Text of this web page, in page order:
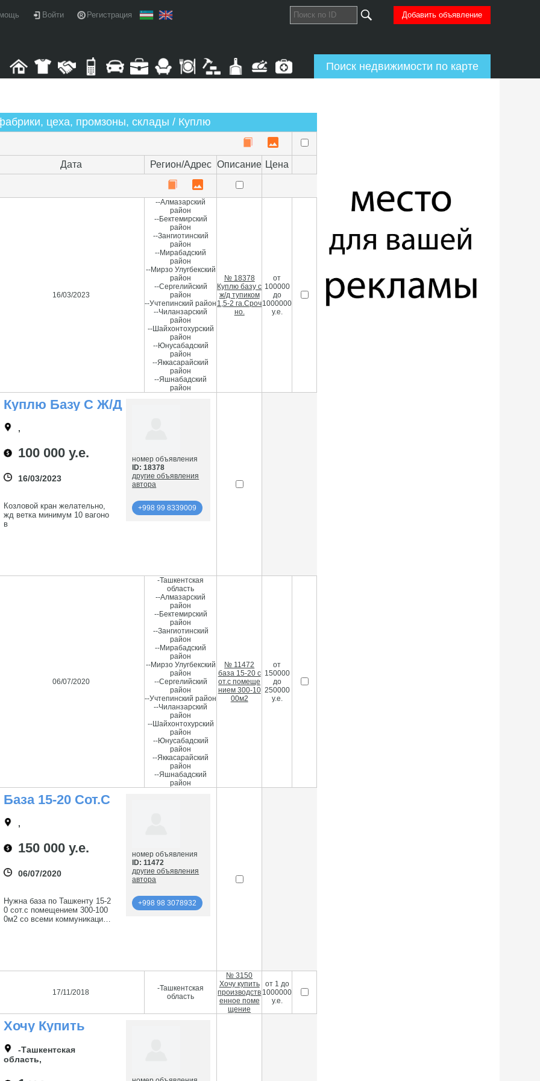
Войти Регистрация Добавить объявление
Поиск недвижимости по карте
цеха, промзоны, склады / Куплю
Дата Регион/Адрес Описание Цена
16/03/2023
--Алмазарский
район
--Бектемирский
район
--Зангиотинский
район
--Мирабадский
район
--Мирзо Улугбекский
район
--Сергелийский
район
--Учтепинский район
--Чиланзарский
район
--Шайхонтохурский
район
--Юнусабадский
район
--Яккасарайский
район
--Яшнабадский
район
№ 18378
Куплю базу с
ж/д тупиком
1,5-2 га.Сроч
но.
от
100000
до
1000000
у.е.
Куплю Базу С Ж/д
Га.Срочно.
,
100 000 у.е.
16/03/2023
Козловой кран желательно,
жд ветка минимум 10 вагоно
в
+998 99 8339009
номер объявления
ID: 18378
другие объявления
автора
+998 99 8339009
06/07/2020
-Ташкентская
область
--Алмазарский
район
--Бектемирский
район
--Зангиотинский
район
--Мирабадский
район
--Мирзо Улугбекский
район
--Сергелийский
район
--Учтепинский район
--Чиланзарский
район
--Шайхонтохурский
район
--Юнусабадский
район
--Яккасарайский
район
--Яшнабадский
район
№ 11472
база 15-20 с
от.с помеще
нием 300-10
00м2
от
150000
до
250000
у.е.
База 15-20 Сот.с
1000м2
,
150 000 у.е.
06/07/2020
Нужна база по Ташкенту 15-2
0 сот.с помещением 300-100
0м2 со всеми коммуникация
+998 98 3078932
номер объявления
ID: 11472
другие объявления
автора
+998 98 3078932
17/11/2018
-Ташкентская
область
№ 3150
Хочу купить
производств
енное поме
щение
от 1 до
1000000
у.е.
Хочу Купить
Помещение
-Ташкентская
область,